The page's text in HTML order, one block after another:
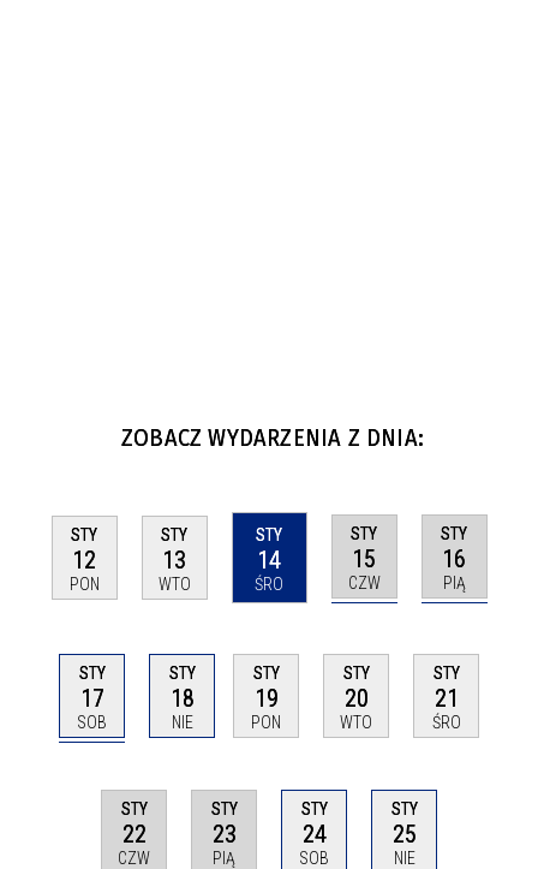
ZOBACZ WYDARZENIA Z DNIA:
STY
12
PON
STY
13
WTO
STY
14
ŚRO
STY
15
CZW
STY
16
PIĄ
STY
17
SOB
STY
18
NIE
STY
19
PON
STY
20
WTO
STY
21
ŚRO
STY
22
CZW
STY
23
PIĄ
STY
24
SOB
STY
25
NIE